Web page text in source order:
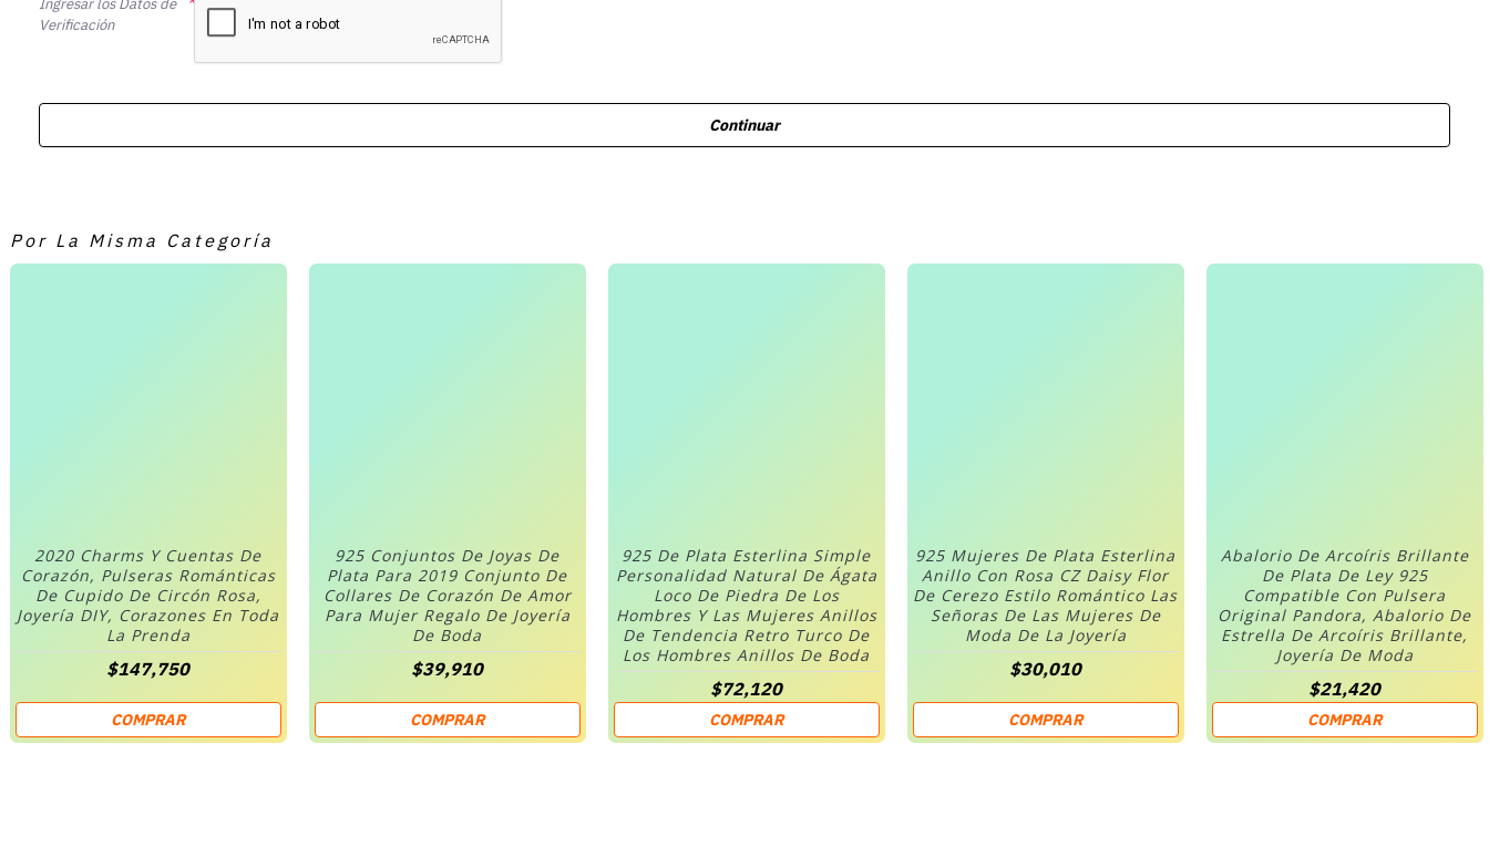
Ingresar los Datos de
Verificación
Continuar
Por La Misma Categoría
2020 Charms Y Cuentas De
Corazón, Pulseras Románticas
De Cupido De Circón Rosa,
Joyería DIY, Corazones En Toda
La Prenda
$147,750
COMPRAR
925 Conjuntos De Joyas De
Plata Para 2019 Conjunto De
Collares De Corazón De Amor
Para Mujer Regalo De Joyería
De Boda
$39,910
COMPRAR
925 De Plata Esterlina Simple
Personalidad Natural De Ágata
Loco De Piedra De Los
Hombres Y Las Mujeres Anillos
De Tendencia Retro Turco De
Los Hombres Anillos De Boda
$72,120
COMPRAR
925 Mujeres De Plata Esterlina
Anillo Con Rosa CZ Daisy Flor
De Cerezo Estilo Romántico Las
Señoras De Las Mujeres De
Moda De La Joyería
$30,010
COMPRAR
Abalorio De Arcoíris Brillante
De Plata De Ley 925
Compatible Con Pulsera
Original Pandora, Abalorio De
Estrella De Arcoíris Brillante,
Joyería De Moda
$21,420
COMPRAR